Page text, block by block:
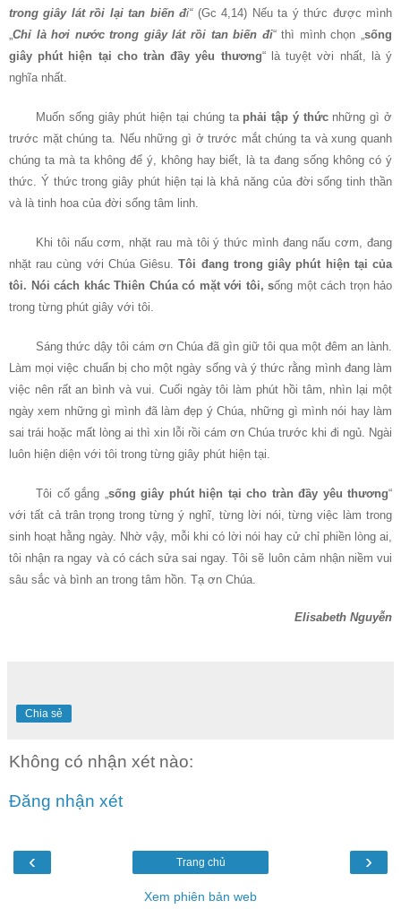
trong giây lát rồi lại tan biến đi“(Gc 4,14) Nếu ta ý thức được mình
„Chỉ là hơi nước trong giây lát rồi tan biến đi“ thì mình chọn „sống
giây phút hiện tại cho tràn đầy yêu thương“ là tuyệt vời nhất, là ý
nghĩa nhất.
Muốn sống giây phút hiện tại chúng ta phải tập ý thứcnhững gì ở
trước mặt chúng ta. Nếu những gì ở trước mắt chúng ta và xung quanh
chúng ta mà ta không để ý, không hay biết, là ta đang sống không có ý
thức. Ý thức trong giây phút hiện tại là khả năng của đời sống tinh thần
và là tinh hoa của đời sống tâm linh.
Khi tôi nấu cơm, nhặt rau mà tôi ý thức mình đang nấu cơm, đang
nhặt rau cùng với Chúa Giêsu.Tôi đang trong giây phút hiện tại của
tôi. Nói cách khác Thiên Chúa có mặt với tôi, sống một cách trọn hảo
trong từng phút giây với tôi.
Sáng thức dậy tôi cám ơn Chúa đã gìn giữ tôi qua một đêm an lành.
Làm mọi việc chuẩn bị cho một ngày sống và ý thức rằng mình đang làm
việc nên rất an bình và vui. Cuối ngày tôi làm phút hồi tâm, nhìn lại một
ngày xem những gì mình đã làm đẹp ý Chúa, những gì mình nói hay làm
sai trái hoặc mất lòng ai thì xin lỗi rồi cám ơn Chúa trước khi đi ngủ. Ngài
luôn hiện diện với tôi trong từng giây phút hiện tại.
Tôi cố gắng „sống giây phút hiện tại cho tràn đầy yêu thương“
với tất cả trân trọng trong từng ý nghĩ, từng lời nói, từng việc làm trong
sinh hoạt hằng ngày. Nhờ vậy, mỗi khi có lời nói hay cử chỉ phiền lòng ai,
tôi nhận ra ngay và có cách sửa sai ngay. Tôi sẽ luôn cảm nhận niềm vui
sâu sắc và bình an trong tâm hồn. Tạ ơn Chúa.
Elisabeth Nguyễn
Chia sẻ
Không có nhận xét nào:
Đăng nhận xét
‹ ›
Trang chủ
Xem phiên bản web